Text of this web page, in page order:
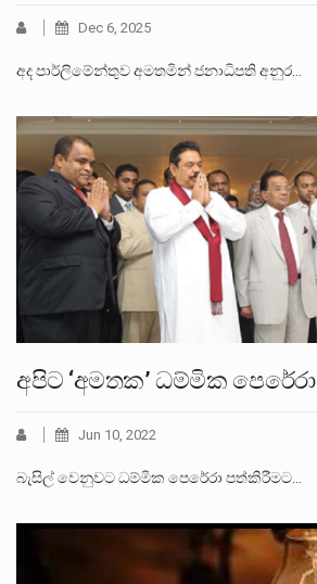
Dec 6, 2025
අද පාර්ලිමේන්තුව අමතමින් ජනාධිපති අනුර…
අපිට ‘අමතක’ ධම්මික පෙරේරා
Jun 10, 2022
බැසිල් වෙනුවට ධම්මික පෙරේරා පත්කිරීමට…